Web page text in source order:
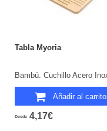
Tabla Myoria
Añadir al carrito
Desde 4,17€